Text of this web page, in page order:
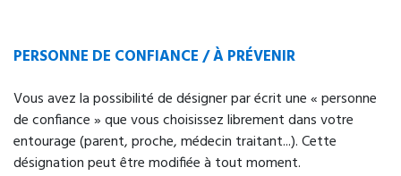
PERSONNE DE CONFIANCE / À PRÉVENIR
Vous avez la possibilité de désigner par écrit une « personne
de confiance » que vous choisissez librement dans votre
entourage (parent, proche, médecin traitant...). Cette
désignation peut être modifiée à tout moment.